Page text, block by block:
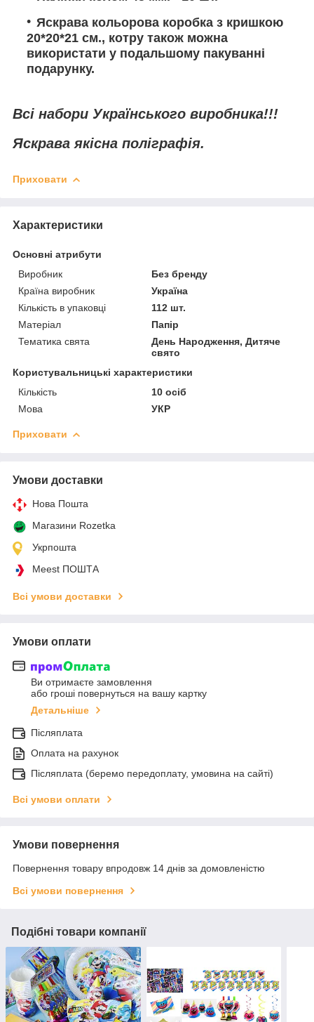
Яскрава кольорова коробка з кришкою
20*20*21 см., котру також можна
використати у подальшому пакуванні
подарунку.
Всі набори Українського виробника!!!
Яскрава якісна поліграфія.
Приховати
Характеристики
Основні атрибути
Виробник
Без бренду
Країна виробник
Україна
Кількість в упаковці
112 шт.
Матеріал
Папір
Тематика свята
День Народження, Дитяче
свято
Користувальницькі характеристики
Кількість
10 осіб
Мова
УКР
Приховати
Умови доставки
Нова Пошта
Магазини Rozetka
Укрпошта
Meest ПОШТА
Всі умови доставки
Умови оплати
Ви отримаєте замовлення
або гроші повернуться на вашу картку
Детальніше
Післяплата
Оплата на рахунок
Післяплата (беремо передоплату, умовина на сайті)
Всі умови оплати
Умови повернення
Повернення товару впродовж 14 днів за домовленістю
Всі умови повернення
Подібні товари компанії